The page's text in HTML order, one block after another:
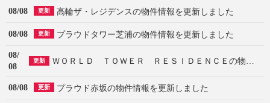
08/08 更新 高輪ザ・レジデンスの物件情報を更新しました
08/08 更新 プラウドタワー芝浦の物件情報を更新しました
08/
08
更新 ＷＯＲＬＤ ＴＯＷＥＲ ＲＥＳＩＤＥＮＣＥの物件情報を更新しました
08/08 更新 プラウド赤坂の物件情報を更新しました